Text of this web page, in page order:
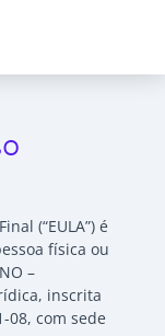
(“EULA”) é
física ou
–
inscrita
08, com sede